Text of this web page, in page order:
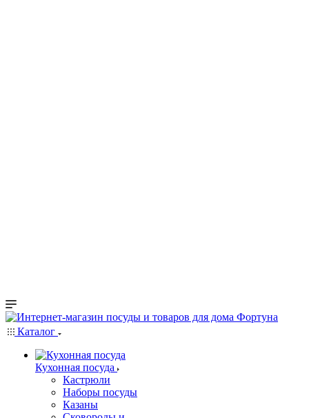
Каталог
Кухонная посуда
Кастрюли
Наборы посуды
Казаны